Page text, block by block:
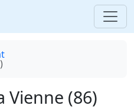
Vienne (86)